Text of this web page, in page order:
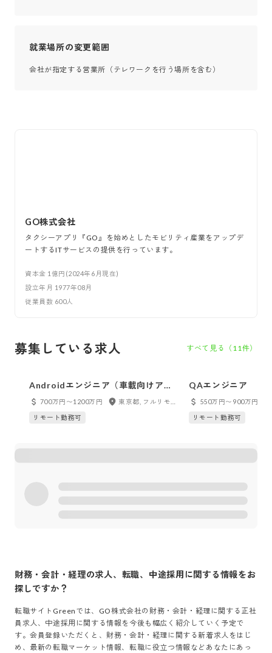
就業場所の変更範囲
会社が指定する営業所（テレワークを行う場所を含む）
GO株式会社
タクシーアプリ『GO』を始めとしたモビリティ産業をアップデ
ートするITサービスの提供を行っています。
資本金 1億円(2024年6月現在)
設立年月 1977年08月
従業員数 600人
募集している求人 すべて見る（ 11件）
Androidエンジニア（車載向けアプ
リ）700万円〜1200万円
リモート勤務可
QAエンジニア
550万円〜900万円
リモート勤務可
財務・会計・経理の求人、転職、中途採用に関する情報をお
探しですか？
転職サイトGreenでは、 GO株式会社の 財務・会計・経理 に関する正社
員求人、中途採用に関する情報を今後も幅広く紹介していく予定で
す。会員登録いただくと、 財務・会計・経理 に関する新着求人をはじ
め、最新の転職マーケット情報、転職に役立つ情報などあなたにあっ